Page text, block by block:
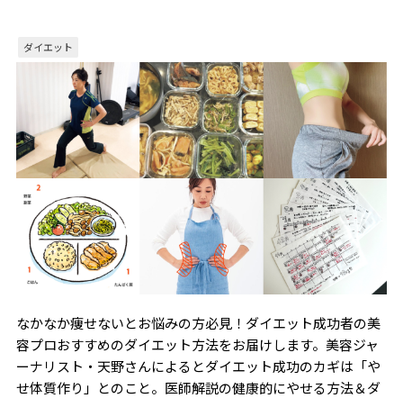
ダイエット
なかなか痩せないとお悩みの方必見！ダイエット成功者の美
容プロおすすめのダイエット方法をお届けします。美容ジャ
ーナリスト・天野さんによるとダイエット成功のカギは「や
せ体質作り」とのこと。医師解説の健康的にやせる方法＆ダ